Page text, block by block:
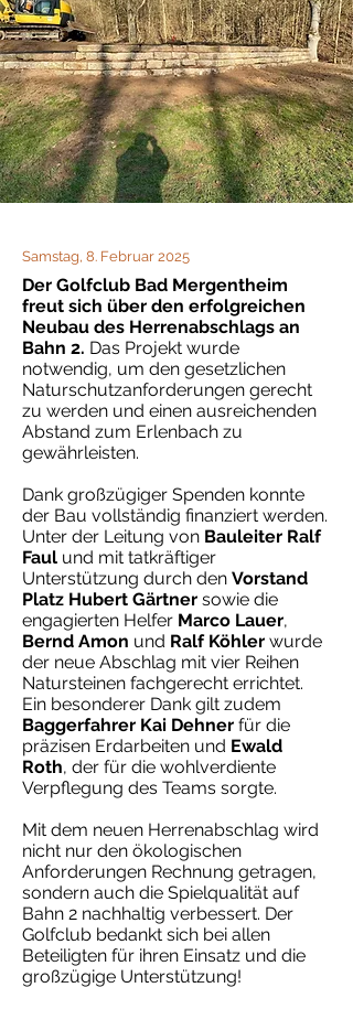
Samstag, 8. Februar 2025
Der Golfclub Bad Mergentheim
freut sich über den erfolgreichen
Neubau des Herrenabschlags an
Bahn 2. Das Projekt wurde
notwendig, um den gesetzlichen
Naturschutzanforderungen gerecht
zu werden und einen ausreichenden
Abstand zum Erlenbach zu
gewährleisten.
Dank großzügiger Spenden konnte
der Bau vollständig finanziert werden.
Unter der Leitung von Bauleiter Ralf
Faul und mit tatkräftiger
Unterstützung durch den Vorstand
Platz Hubert Gärtner sowie die
engagierten Helfer Marco Lauer,
Bernd Amon und Ralf Köhler wurde
der neue Abschlag mit vier Reihen
Natursteinen fachgerecht errichtet.
Ein besonderer Dank gilt zudem
Baggerfahrer Kai Dehner für die
präzisen Erdarbeiten und Ewald
Roth, der für die wohlverdiente
Verpflegung des Teams sorgte.
Mit dem neuen Herrenabschlag wird
nicht nur den ökologischen
Anforderungen Rechnung getragen,
sondern auch die Spielqualität auf
Bahn 2 nachhaltig verbessert. Der
Golfclub bedankt sich bei allen
Beteiligten für ihren Einsatz und die
großzügige Unterstützung!